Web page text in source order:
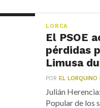
LORCA
El PSOE
pérdidas
Limusa
POREL LORQUINO
Julián
Popular de los